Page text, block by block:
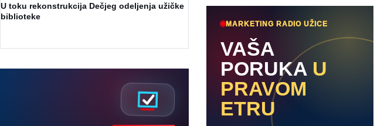
U toku rekonstrukcija Dečjeg odeljenja užičke
biblioteke
MARKETING RADIO UŽICE
VAŠA
PORUKA U
PRAVOM
ETRU